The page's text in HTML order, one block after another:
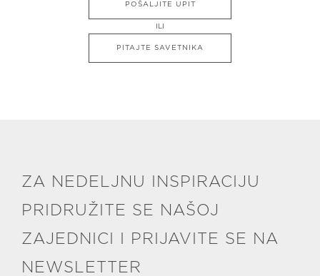
POŠALJITE UPIT
ILI
PITAJTE SAVETNIKA
ZA NEDELJNU INSPIRACIJU
PRIDRUŽITE SE NAŠOJ
ZAJEDNICI I PRIJAVITE SE NA
NEWSLETTER